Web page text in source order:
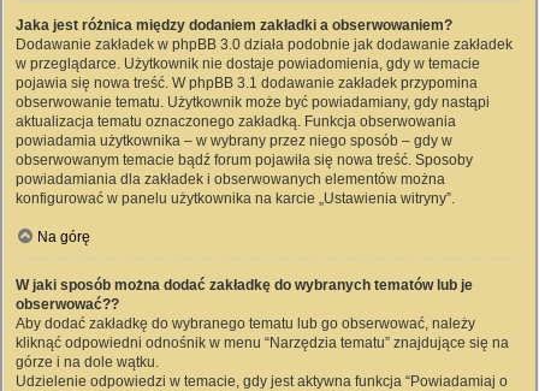
Jaka jest różnica między dodaniem zakładki a obserwowaniem?
Dodawanie zakładek w phpBB 3.0 działa podobnie jak dodawanie zakładek
w przeglądarce. Użytkownik nie dostaje powiadomienia, gdy w temacie
pojawia się nowa treść. W phpBB 3.1 dodawanie zakładek przypomina
obserwowanie tematu. Użytkownik może być powiadamiany, gdy nastąpi
aktualizacja tematu oznaczonego zakładką. Funkcja obserwowania
powiadamia użytkownika – w wybrany przez niego sposób – gdy w
obserwowanym temacie bądź forum pojawiła się nowa treść. Sposoby
powiadamiania dla zakładek i obserwowanych elementów można
konfigurować w panelu użytkownika na karcie „Ustawienia witryny”.
Na górę
W jaki sposób można dodać zakładkę do wybranych tematów lub je
obserwować??
Aby dodać zakładkę do wybranego tematu lub go obserwować, należy
kliknąć odpowiedni odnośnik w menu “Narzędzia tematu” znajdujące się na
górze i na dole wątku.
Udzielenie odpowiedzi w temacie, gdy jest aktywna funkcja “Powiadamiaj o